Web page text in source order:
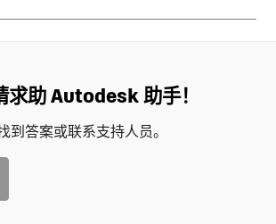
求助 Autodesk 助手！
到答案或联系支持人员。